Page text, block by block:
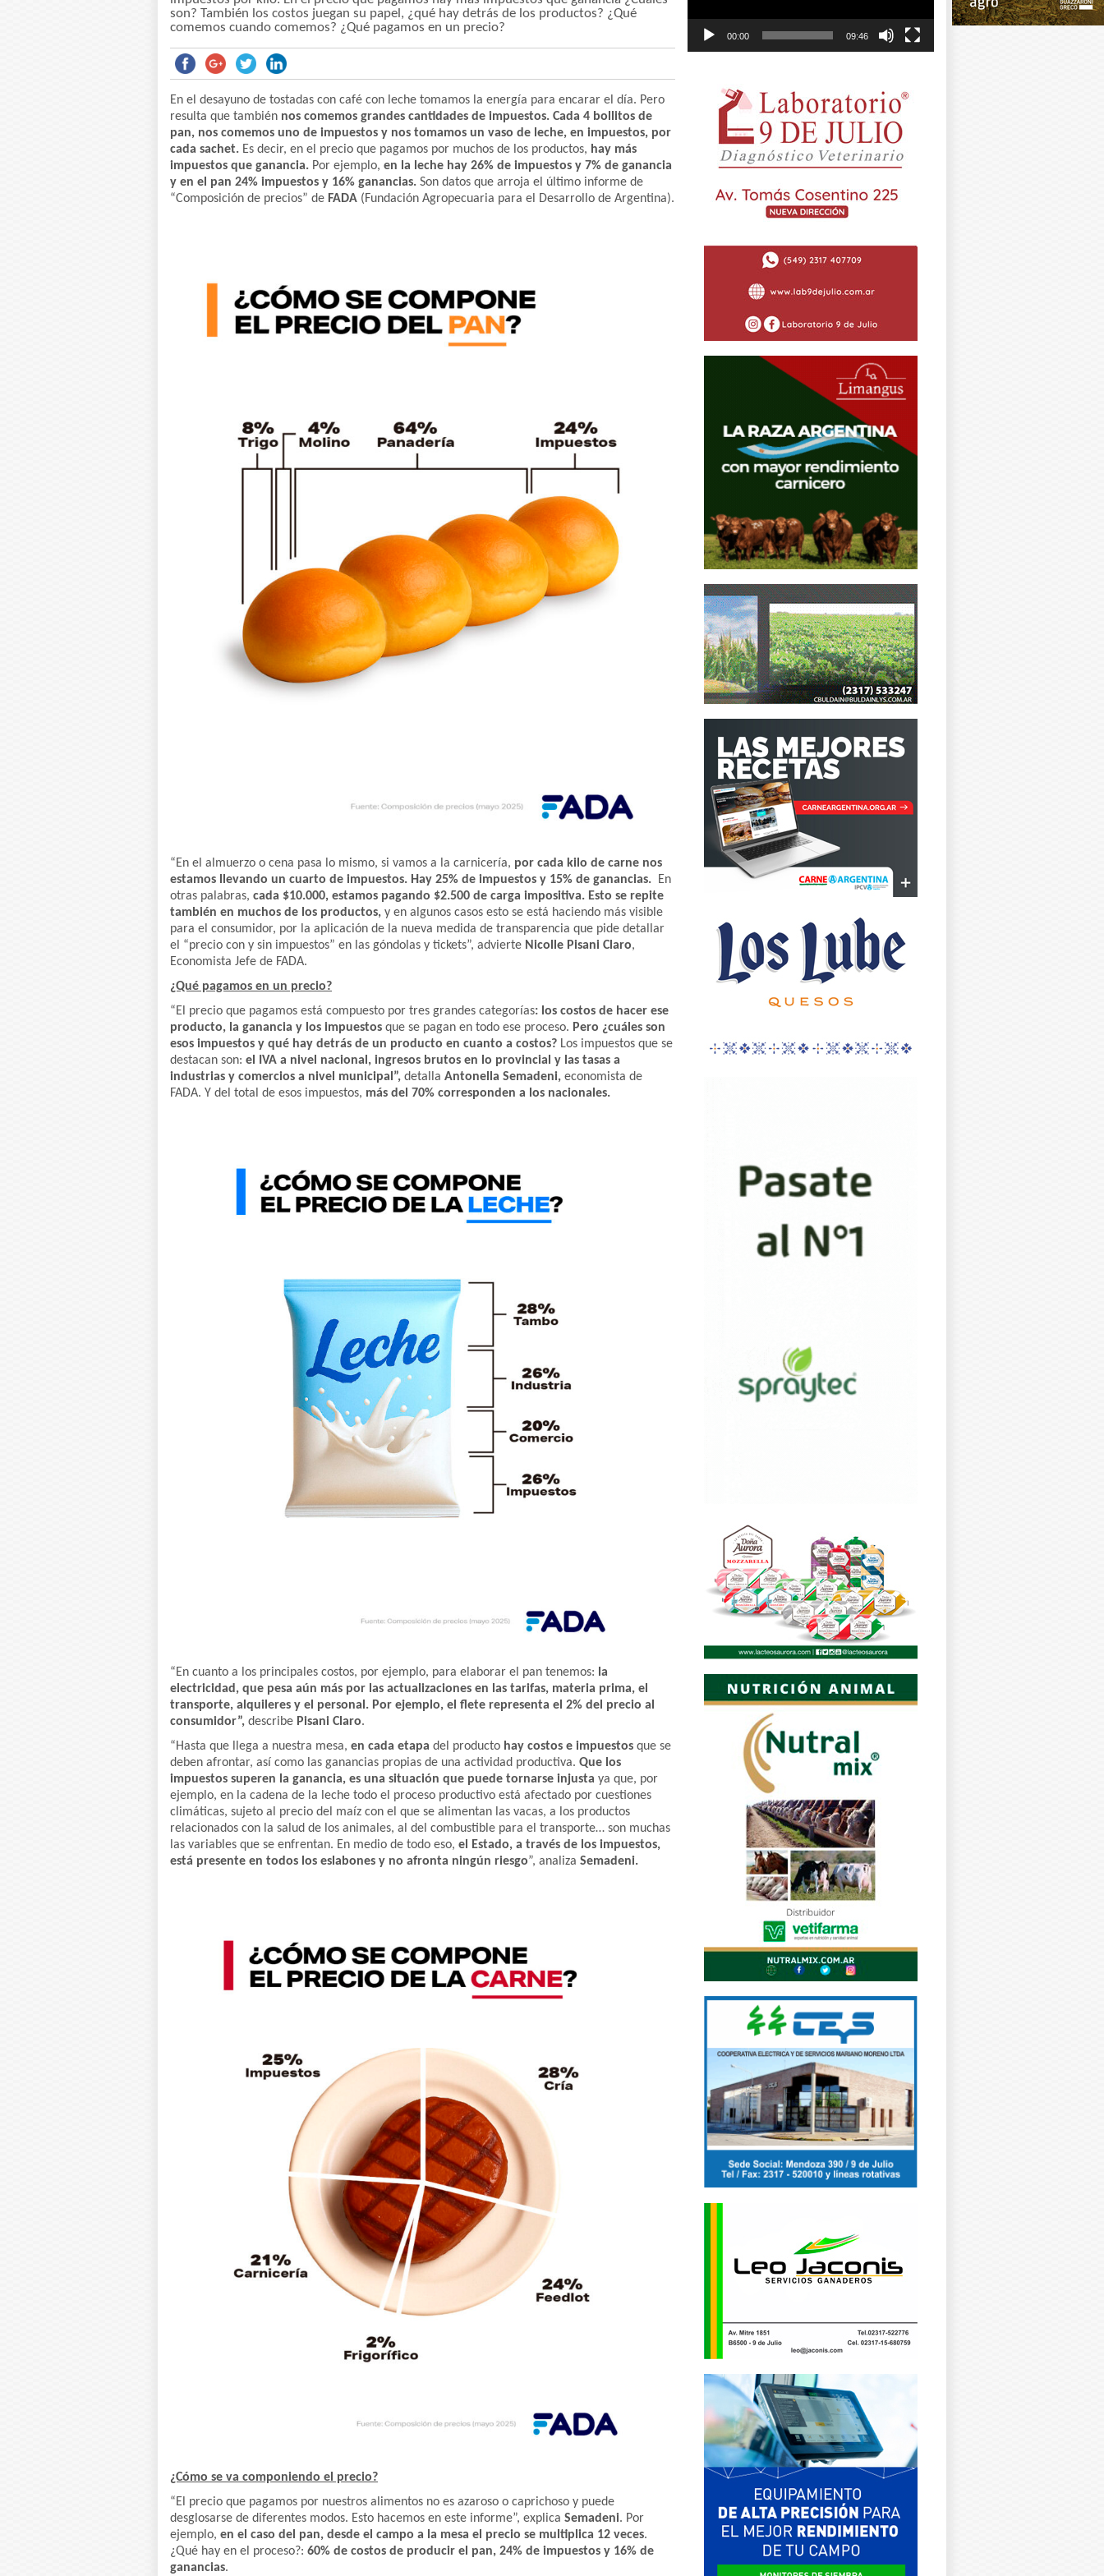
son? También los costos juegan su papel, ¿qué hay detrás de los productos? ¿Qué
comemos cuando comemos? ¿Qué pagamos en un precio?
En el desayuno de tostadas con café con leche tomamos la energía para encarar el día. Pero
resulta que también nos comemos grandes cantidades de impuestos. Cada 4 bollitos de
pan, nos comemos uno de impuestos y nos tomamos un vaso de leche, en impuestos, por
cada sachet. Es decir, en el precio que pagamos por muchos de los productos, hay más
impuestos que ganancia. Por ejemplo, en la leche hay 26% de impuestos y 7% de ganancia
y en el pan 24% impuestos y 16% ganancias. Son datos que arroja el último informe de
“Composición de precios” de FADA (Fundación Agropecuaria para el Desarrollo de Argentina).
“En el almuerzo o cena pasa lo mismo, si vamos a la carnicería, por cada kilo de carne nos
estamos llevando un cuarto de impuestos. Hay 25% de impuestos y 15% de ganancias.
En
otras palabras, cada $10.000, estamos pagando $2.500 de carga impositiva. Esto se repite
también en muchos de los productos, y en algunos casos esto se está haciendo más visible
para el consumidor, por la aplicación de la nueva medida de transparencia que pide detallar
el “precio con y sin impuestos” en las góndolas y tickets”, advierte Nicolle Pisani Claro,
Economista Jefe de FADA.
¿Qué pagamos en un precio?
“El precio que pagamos está compuesto por tres grandes categorías: los costos de hacer ese
producto, la ganancia y los impuestos que se pagan en todo ese proceso. Pero ¿cuáles son
esos impuestos y qué hay detrás de un producto en cuanto a costos? Los impuestos que se
destacan son: el IVA a nivel nacional, ingresos brutos en lo provincial y las tasas a
industrias y comercios a nivel municipal”, detalla Antonella Semadeni, economista de
FADA. Y del total de esos impuestos, más del 70% corresponden a los nacionales.
“En cuanto a los principales costos, por ejemplo, para elaborar el pan tenemos: la
electricidad, que pesa aún más por las actualizaciones en las tarifas, materia prima, el
transporte, alquileres y el personal. Por ejemplo, el flete representa el 2% del precio al
consumidor”, describe Pisani Claro.
“Hasta que llega a nuestra mesa, en cada etapa del producto hay costos e impuestos que se
deben afrontar, así como las ganancias propias de una actividad productiva. Que los
impuestos superen la ganancia, es una situación que puede tornarse injusta ya que, por
ejemplo, en la cadena de la leche todo el proceso productivo está afectado por cuestiones
climáticas, sujeto al precio del maíz con el que se alimentan las vacas, a los productos
relacionados con la salud de los animales, al del combustible para el transporte… son muchas
las variables que se enfrentan. En medio de todo eso, el Estado, a través de los impuestos,
está presente en todos los eslabones y no afronta ningún riesgo”, analiza Semadeni.
¿Cómo se va componiendo el precio?
“El precio que pagamos por nuestros alimentos no es azaroso o caprichoso y puede
desglosarse de diferentes modos. Esto hacemos en este informe”, explica Semadeni. Por
ejemplo, en el caso del pan, desde el campo a la mesa el precio se multiplica 12 veces.
¿Qué hay en el proceso?: 60% de costos de producir el pan, 24% de impuestos y 16% de
ganancias.
00:00 09:46